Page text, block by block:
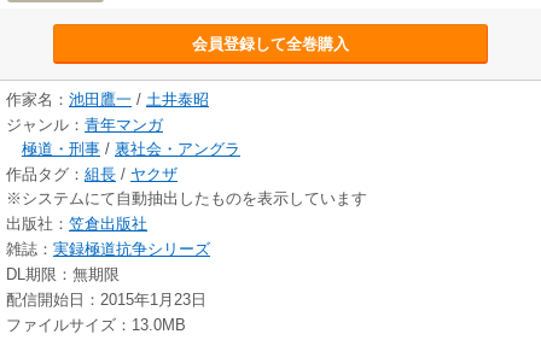
会員登録して全巻購入
作家名： 池田鷹一 / 土井泰昭
ジャンル： 青年マンガ
極道・刑事 / 裏社会・アングラ
作品タグ： 組長 / ヤクザ
※システムにて自動抽出したものを表示しています
出版社： 笠倉出版社
雑誌： 実録極道抗争シリーズ
DL期限：無期限
配信開始日：2015年1月23日
ファイルサイズ：13.0MB